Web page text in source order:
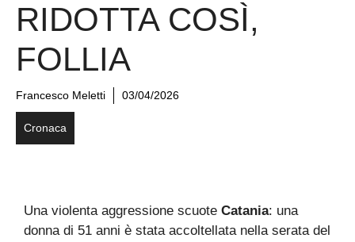
RIDOTTA COSÌ,
FOLLIA
Francesco Meletti 03/04/2026
Cronaca
Una violenta aggressione scuote Catania: una
donna di 51 anni è stata accoltellata nella serata del